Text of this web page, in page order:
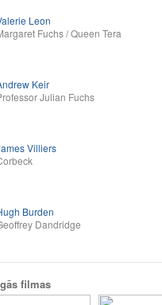
Leon
Fuchs / Queen Tera
Keir
Julian Fuchs
Villiers
Burden
Dandridge
filmas